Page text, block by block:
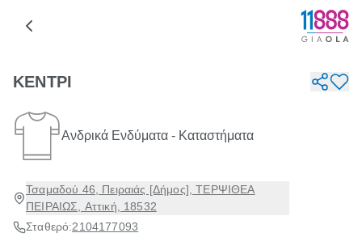
ΚΕΝΤΡΙ
Ανδρικά Ενδύματα - Καταστήματα
Τσαμαδού 46, Πειραιάς [Δήμος], ΤΕΡΨΙΘΕΑ
ΠΕΙΡΑΙΩΣ, Αττική, 18532
Σταθερό:2104177093